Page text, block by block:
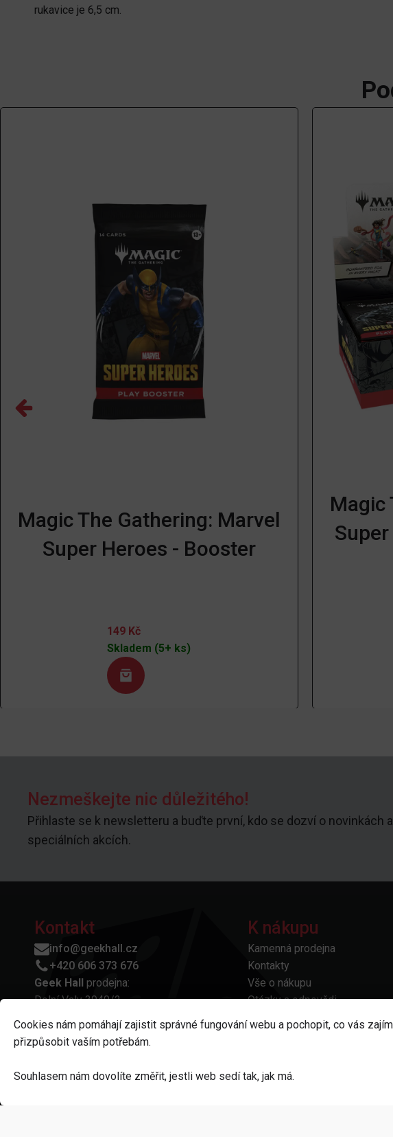
rukavice je 6,5 cm.
Magic The Gathering: Marvel
Super Heroes - Booster
149 Kč
Skladem (5+ ks)
Magic
Nezmeškejte nic důležitého!
Přihlaste se k newsletteru a buďte první, kdo se dozví o novinkách a
speciálních akcích.
Kontakt
info@geekhall.cz
+420 606 373 676
Geek Hall
prodejna:
Dolní Valy 3940/2,
695 01 Hodonín
IČO: 11858770
K nákupu
Kamenná prodejna
Kontakty
Vše o nákupu
Otázky a odpovědi
Platba a doprava
Reklamace a vrácení
Ochrana osobních údajů
Odstoupení od smlouvy
Cookies nám pomáhají zajistit správné fungování webu a pochopit, co vás
přizpůsobit vaším potřebám.
Souhlasem nám dovolíte změřit, jestli web sedí tak, jak má.